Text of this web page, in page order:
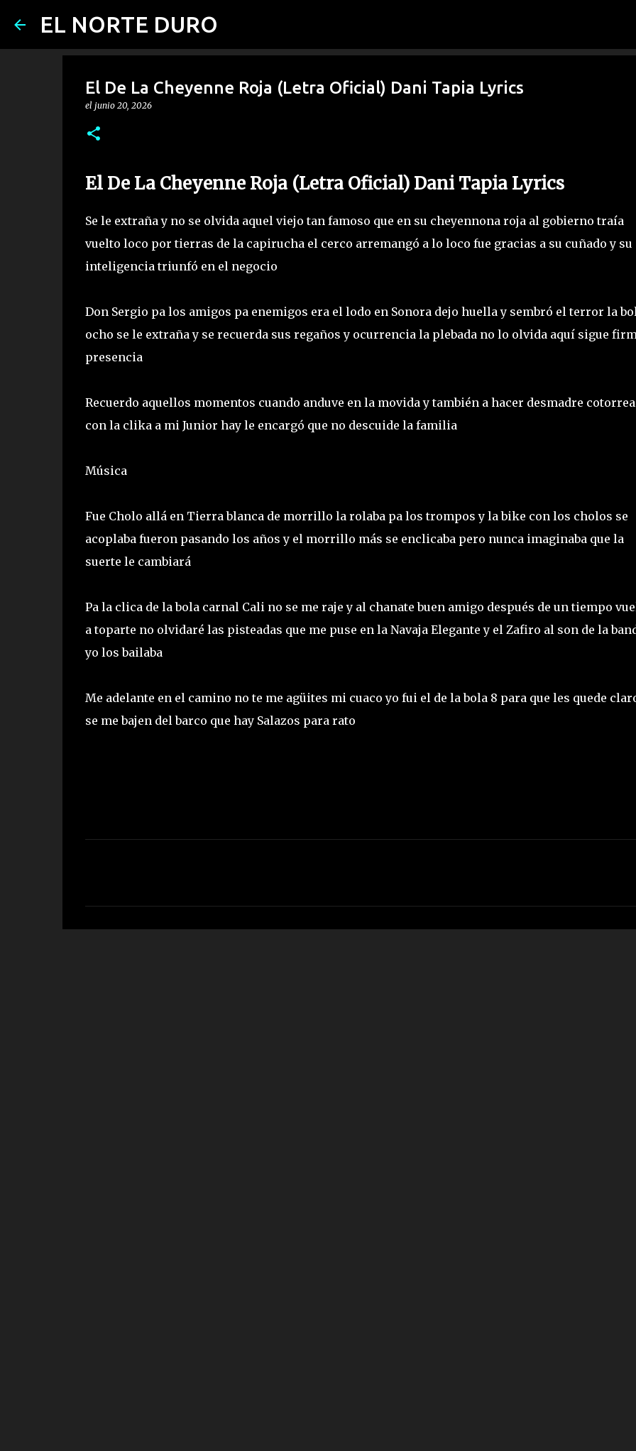
EL NORTE DURO
El De La Cheyenne Roja (Letra Oficial) Dani Tapia Lyrics
el junio 20, 2026
El De La Cheyenne Roja (Letra Oficial) Dani Tapia Lyrics
Se le extraña y no se olvida aquel viejo tan famoso que en su cheyennona roja al gobierno traía
vuelto loco por tierras de la capirucha el cerco arremangó a lo loco fue gracias a su cuñado y su
inteligencia triunfó en el negocio
Don Sergio pa los amigos pa enemigos era el lodo en Sonora dejo huella y sembró el terror la
ocho se le extraña y se recuerda sus regaños y ocurrencia la plebada no lo olvida aquí sigue
presencia
Recuerdo aquellos momentos cuando anduve en la movida y también a hacer desmadre
con la clika a mi Junior hay le encargó que no descuide la familia
Música
Fue Cholo allá en Tierra blanca de morrillo la rolaba pa los trompos y la bike con los cholos se
acoplaba fueron pasando los años y el morrillo más se enclicaba pero nunca imaginaba que la
suerte le cambiará
Pa la clica de la bola carnal Cali no se me raje y al chanate buen amigo después de un tiempo
a toparte no olvidaré las pisteadas que me puse en la Navaja Elegante y el Zafiro al son de la
yo los bailaba
Me adelante en el camino no te me agüites mi cuaco yo fui el de la bola 8 para que les quede
se me bajen del barco que hay Salazos para rato